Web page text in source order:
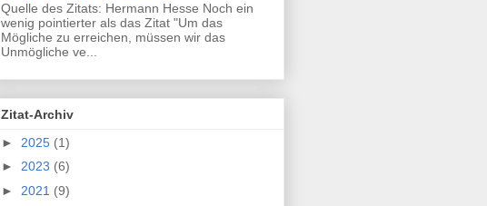
Quelle des Zitats: Hermann Hesse Noch ein
wenig pointierter als das Zitat "Um das
Mögliche zu erreichen, müssen wir das
Unmögliche ve...
Zitat-Archiv
► 2025 (1)
► 2023 (6)
► 2021 (9)